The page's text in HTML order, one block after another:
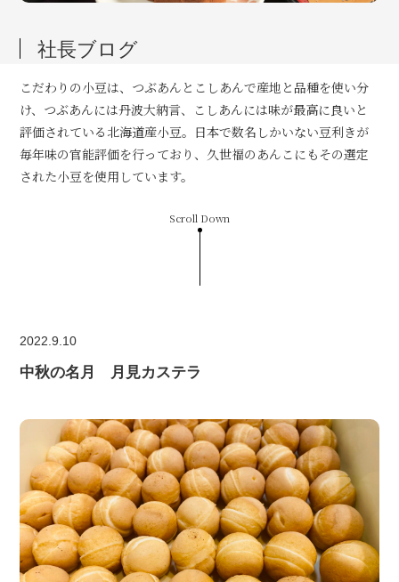
社長ブログ
こだわりの小豆は、つぶあんとこしあんで産地と品種を使い分
け、つぶあんには丹波大納言、こしあんには味が最高に良いと
評価されている北海道産小豆。日本で数名しかいない豆利きが
毎年味の官能評価を行っており、久世福のあんこにもその選定
された小豆を使用しています。
Scroll Down
2022.9.10
中秋の名月 月見カステラ